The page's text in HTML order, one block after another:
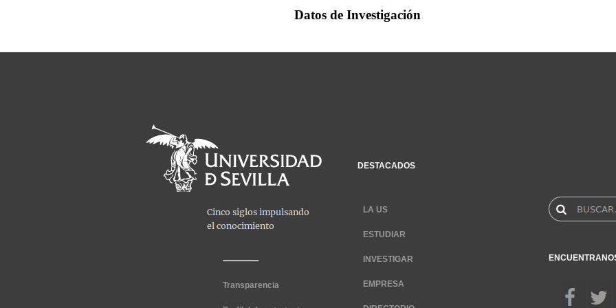
Datos de Investigación
Transparencia
DESTACADOS
LA US
ESTUDIAR
INVESTIGAR
EMPRESA